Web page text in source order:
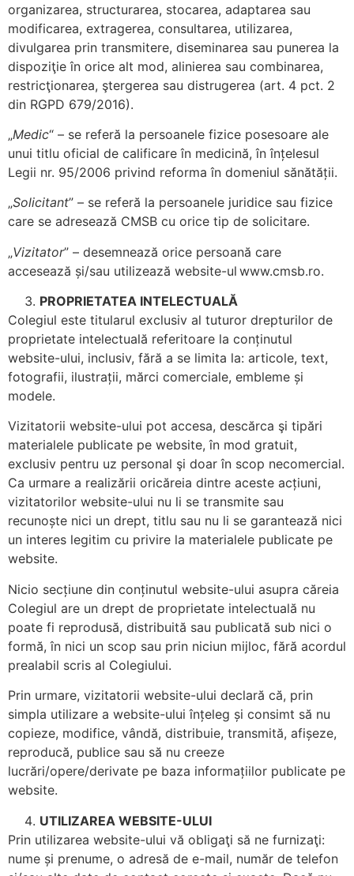
organizarea, structurarea, stocarea, adaptarea sau
modificarea, extragerea, consultarea, utilizarea,
divulgarea prin transmitere, diseminarea sau punerea la
dispoziţie în orice alt mod, alinierea sau combinarea,
restricţionarea, ştergerea sau distrugerea (art. 4 pct. 2
din RGPD 679/2016).
„Medic“ – se referă la persoanele fizice posesoare ale
unui titlu oficial de calificare în medicină, în înțelesul
Legii nr. 95/2006 privind reforma în domeniul sănătății.
„Solicitant” – se referă la persoanele juridice sau fizice
care se adresează CMSB cu orice tip de solicitare.
„Vizitator” – desemnează orice persoană care
accesează și/sau utilizează website-ul www.cmsb.ro.
PROPRIETATEA INTELECTUALĂ
Colegiul este titularul exclusiv al tuturor drepturilor de
proprietate intelectuală referitoare la conținutul
website-ului, inclusiv, fără a se limita la: articole, text,
fotografii, ilustrații, mărci comerciale, embleme și
modele.
Vizitatorii website-ului pot accesa, descărca şi tipări
materialele publicate pe website, în mod gratuit,
exclusiv pentru uz personal şi doar în scop necomercial.
Ca urmare a realizării oricăreia dintre aceste acțiuni,
vizitatorilor website-ului nu li se transmite sau
recunoște nici un drept, titlu sau nu li se garantează nici
un interes legitim cu privire la materialele publicate pe
website.
Nicio secțiune din conținutul website-ului asupra căreia
Colegiul are un drept de proprietate intelectuală nu
poate fi reprodusă, distribuită sau publicată sub nici o
formă, în nici un scop sau prin niciun mijloc, fără acordul
prealabil scris al Colegiului.
Prin urmare, vizitatorii website-ului declară că, prin
simpla utilizare a website-ului înțeleg și consimt să nu
copieze, modifice, vândă, distribuie, transmită, afișeze,
reproducă, publice sau să nu creeze
lucrări/opere/derivate pe baza informațiilor publicate pe
website.
UTILIZAREA WEBSITE-ULUI
Prin utilizarea website-ului vă obligaţi să ne furnizaţi:
nume și prenume, o adresă de e-mail, număr de telefon